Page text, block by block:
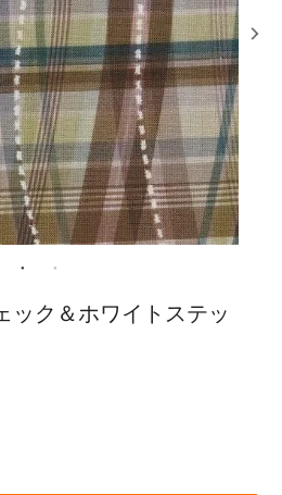
ック＆ホワイトステッ